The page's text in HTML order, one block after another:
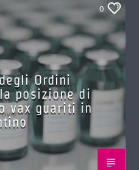
0
Ordini
posizione di
vax guariti in